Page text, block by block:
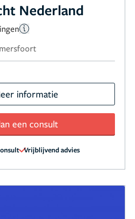
Nederland
informatie
een consult
Vrijblijvend advies